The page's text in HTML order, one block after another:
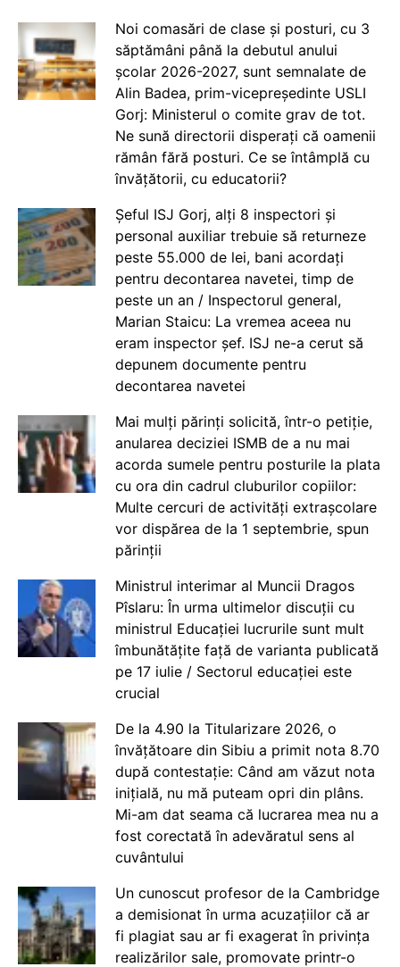
Noi comasări de clase și posturi, cu 3
săptămâni până la debutul anului
școlar 2026-2027, sunt semnalate de
Alin Badea, prim-vicepreședinte USLI
Gorj: Ministerul o comite grav de tot.
Ne sună directorii disperați că oamenii
rămân fără posturi. Ce se întâmplă cu
învățătorii, cu educatorii?
Șeful ISJ Gorj, alți 8 inspectori și
personal auxiliar trebuie să returneze
peste 55.000 de lei, bani acordați
pentru decontarea navetei, timp de
peste un an / Inspectorul general,
Marian Staicu: La vremea aceea nu
eram inspector șef. ISJ ne-a cerut să
depunem documente pentru
decontarea navetei
Mai mulți părinți solicită, într-o petiție,
anularea deciziei ISMB de a nu mai
acorda sumele pentru posturile la plata
cu ora din cadrul cluburilor copiilor:
Multe cercuri de activități extrașcolare
vor dispărea de la 1 septembrie, spun
părinții
Ministrul interimar al Muncii Dragos
Pîslaru: În urma ultimelor discuții cu
ministrul Educației lucrurile sunt mult
îmbunătățite față de varianta publicată
pe 17 iulie / Sectorul educației este
crucial
De la 4.90 la Titularizare 2026, o
învățătoare din Sibiu a primit nota 8.70
după contestație: Când am văzut nota
inițială, nu mă puteam opri din plâns.
Mi-am dat seama că lucrarea mea nu a
fost corectată în adevăratul sens al
cuvântului
Un cunoscut profesor de la Cambridge
a demisionat în urma acuzațiilor că ar
fi plagiat sau ar fi exagerat în privința
realizărilor sale, promovate printr-o